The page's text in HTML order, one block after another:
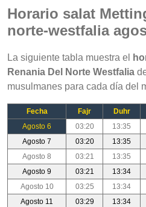
Horario salat
norte-westfalia
La siguiente tabla muestra el
Renania Del Norte Westfalia
musulmanes para cada día del
Fecha Fajr Duhr
Agosto 6
03:20 13:35
Agosto 7
03:20 13:35
Agosto 8
03:21 13:35
Agosto 9
03:21 13:34
Agosto 10
03:25 13:34
Agosto 11
03:29 13:34